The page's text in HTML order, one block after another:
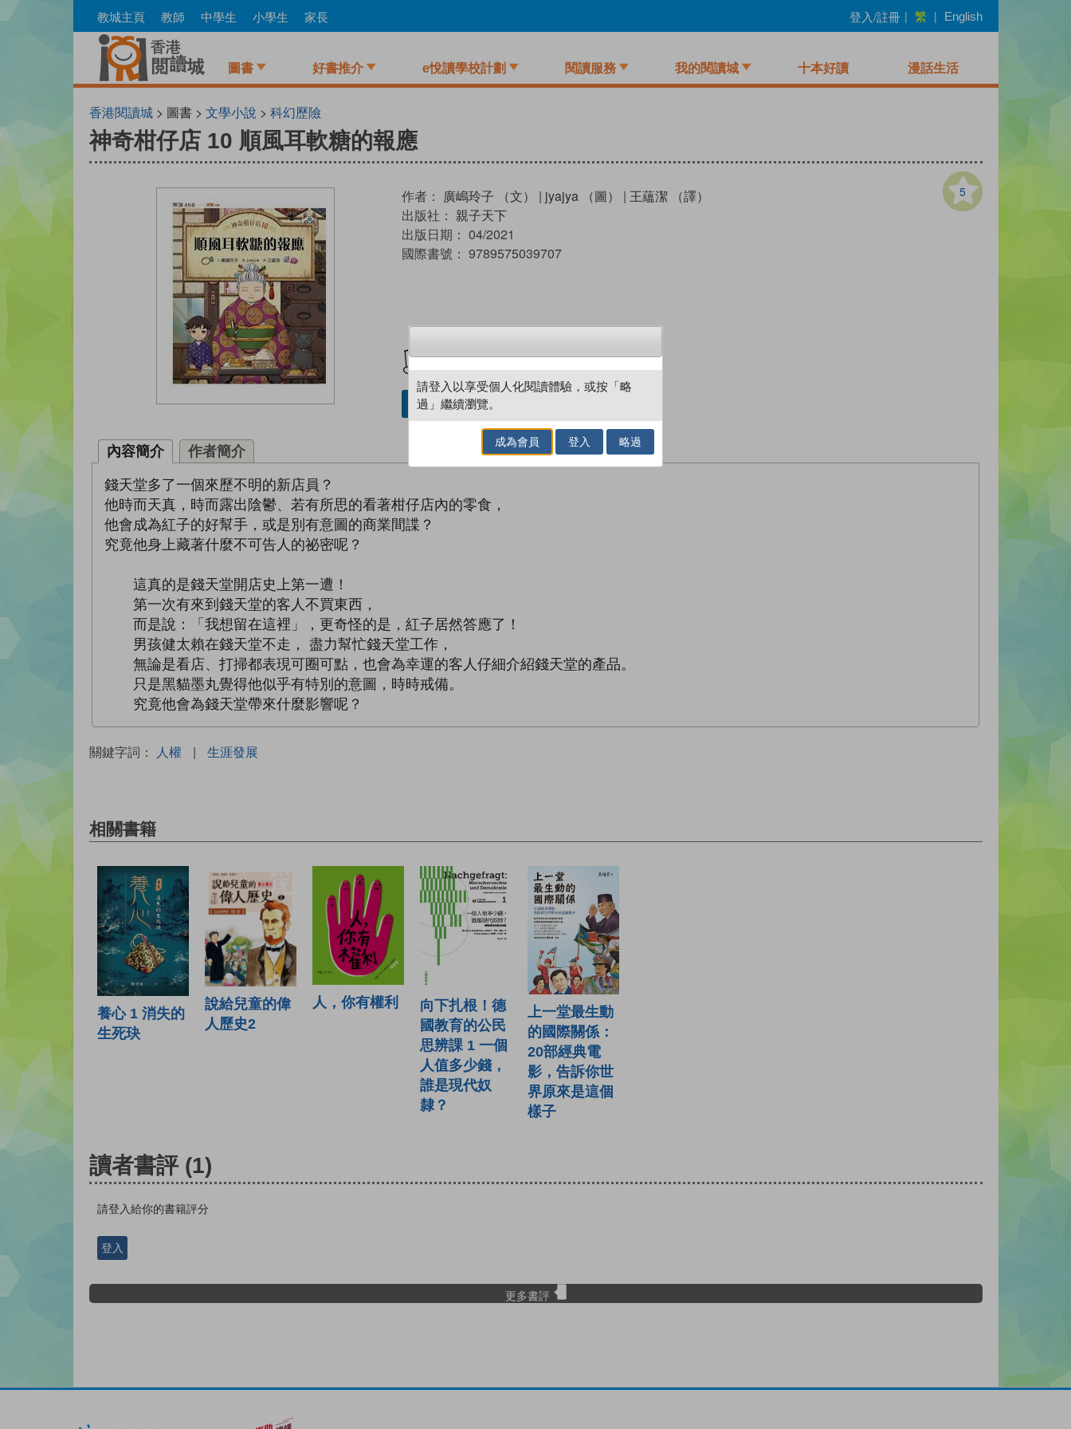
to
教城主頁 教師 中學生 小學生 家長 登入/註冊 | 繁 | English
圖書 好書推介 e悅讀學校計劃 閱讀服務 我的閱讀城 十本好讀 漫話生活
香港閱讀城> 圖書 > 文學小說 > 科幻歷險
神奇柑仔店 10 順風耳軟糖的報應
5
作者： 廣嶋玲子 （文） | jyajya （圖） | 王蘊潔 （譯）
出版社： 親子天下
出版日期： 04/2021
國際書號： 9789575039707
借閱實體書
內容簡介 作者簡介
錢天堂多了一個來歷不明的新店員？
他時而天真，時而露出陰鬱、若有所思的看著柑仔店內的零食，
他會成為紅子的好幫手，或是別有意圖的商業間諜？
究竟他身上藏著什麼不可告人的祕密呢？
這真的是錢天堂開店史上第一遭！
第一次有來到錢天堂的客人不買東西，
而是說：「我想留在這裡」，更奇怪的是，紅子居然答應了！
男孩健太賴在錢天堂不走， 盡力幫忙錢天堂工作，
無論是看店、打掃都表現可圈可點，也會為幸運的客人仔細介紹錢天堂的產品。
只是黑貓墨丸覺得他似乎有特別的意圖，時時戒備。
究竟他會為錢天堂帶來什麼影響呢？
關鍵字詞： 人權 | 生涯發展
相關書籍
養心 1 消失的
生死玦
說給兒童的偉
人歷史2
人，你有權利
向下扎根！德
國教育的公民
思辨課 1 一個
人值多少錢，
誰是現代奴
隸？
上一堂最生動
的國際關係：
20部經典電
影，告訴你世
界原來是這個
樣子
讀者書評 (1)
請登入給你的書籍評分
登入
更多書評
請登入以享受個人化閱讀體驗，或按「略
過」繼續瀏覽。
成為會員 登入 略過